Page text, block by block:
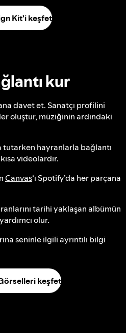
Kit'i keşfet
kur
davet et. Sanatçı profilini
oluştur, müziğinin ardındaki
tutarken hayranlarla bağlantı
videolardır.
Canvas‘ı Spotify’da her parçana
tarihi yaklaşan albümün
olur.
seninle ilgili ayrıntılı bilgi
keşfet